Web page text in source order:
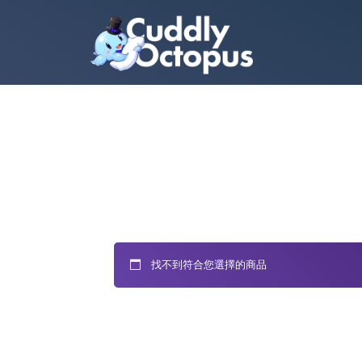
找不到符合您選擇的商品